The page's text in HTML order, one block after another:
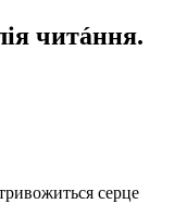
читáння.
серце